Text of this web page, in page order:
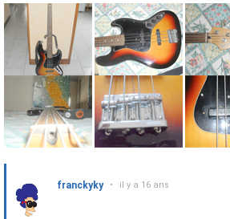
franckyky • il y a 16 ans